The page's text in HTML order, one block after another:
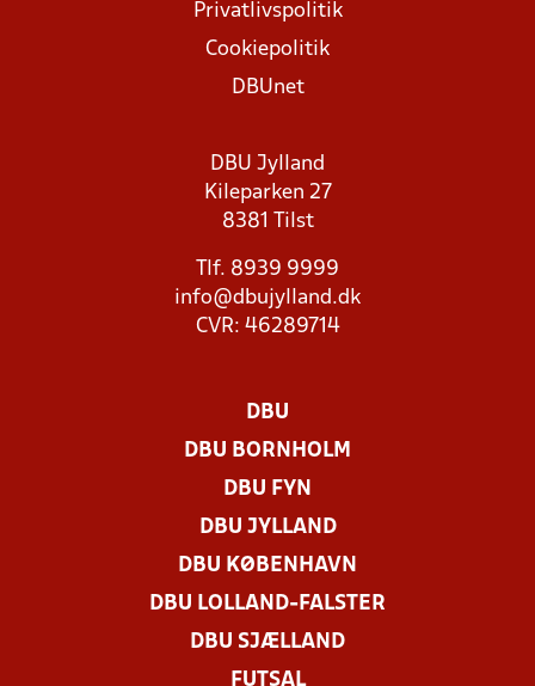
Privatlivspolitik
Cookiepolitik
DBUnet
DBU Jylland
Kileparken 27
8381 Tilst
Tlf. 8939 9999
info@dbujylland.dk
CVR: 46289714
DBU
DBU BORNHOLM
DBU FYN
DBU JYLLAND
DBU KØBENHAVN
DBU LOLLAND-FALSTER
DBU SJÆLLAND
FUTSAL